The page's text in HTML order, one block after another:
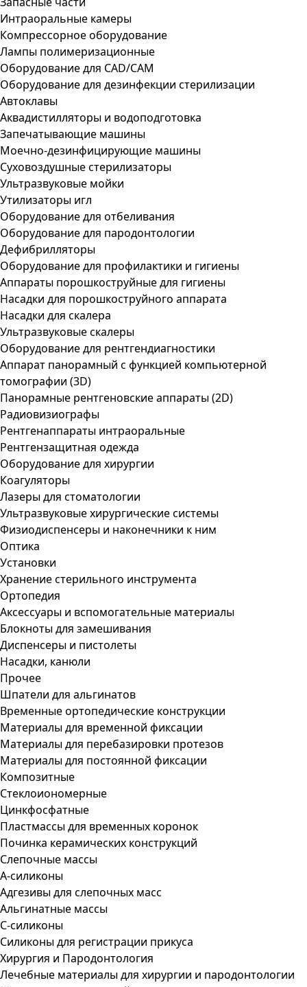
Интраоральные камеры
Компрессорное оборудование
Лампы полимеризационные
Оборудование для CAD/CAM
Оборудование для дезинфекции стерилизации
Автоклавы
Аквадистилляторы и водоподготовка
Запечатывающие машины
Моечно-дезинфицирующие машины
Суховоздушные стерилизаторы
Ультразвуковые мойки
Утилизаторы игл
Оборудование для отбеливания
Оборудование для пародонтологии
Дефибрилляторы
Оборудование для профилактики и гигиены
Аппараты порошкоструйные для гигиены
Насадки для порошкоструйного аппарата
Насадки для скалера
Ультразвуковые скалеры
Оборудование для рентгендиагностики
Аппарат панорамный с функцией компьютерной
томографии (3D)
Панорамные рентгеновские аппараты (2D)
Радиовизиографы
Рентгенаппараты интраоральные
Рентгензащитная одежда
Оборудование для хирургии
Коагуляторы
Лазеры для стоматологии
Ультразвуковые хирургические системы
Физиодиспенсеры и наконечники к ним
Оптика
Установки
Хранение стерильного инструмента
Ортопедия
Аксессуары и вспомогательные материалы
Блокноты для замешивания
Диспенсеры и пистолеты
Насадки, канюли
Прочее
Шпатели для альгинатов
Временные ортопедические конструкции
Материалы для временной фиксации
Материалы для перебазировки протезов
Материалы для постоянной фиксации
Композитные
Стеклоиономерные
Цинкфосфатные
Пластмассы для временных коронок
Починка керамических конструкций
Слепочные массы
А-силиконы
Адгезивы для слепочных масс
Альгинатные массы
С-силиконы
Силиконы для регистрации прикуса
Хирургия и Пародонтология
Лечебные материалы для хирургии и пародонтологии